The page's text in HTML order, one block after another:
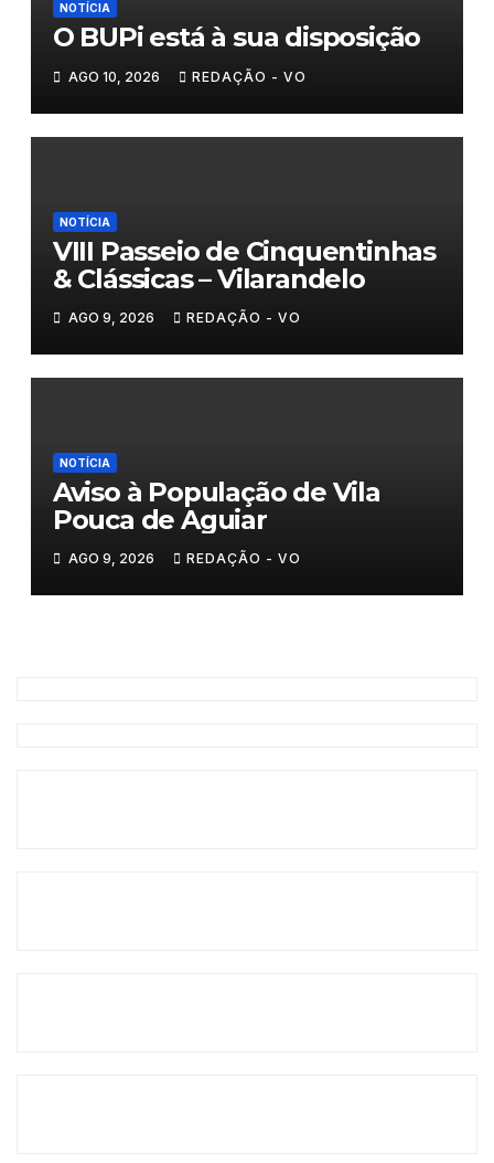
NOTÍCIA
O BUPi está à sua disposição
AGO 10, 2026 REDAÇÃO - VO
NOTÍCIA
VIII Passeio de Cinquentinhas
& Clássicas – Vilarandelo
AGO 9, 2026 REDAÇÃO - VO
NOTÍCIA
Aviso à População de Vila
Pouca de Aguiar
AGO 9, 2026 REDAÇÃO - VO